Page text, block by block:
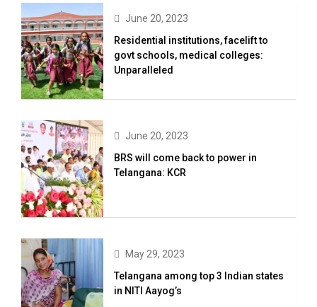
June 20, 2023
Residential institutions, facelift to
govt schools, medical colleges:
Unparalleled
June 20, 2023
BRS will come back to power in
Telangana: KCR
May 29, 2023
Telangana among top 3 Indian states
in NITI Aayog’s